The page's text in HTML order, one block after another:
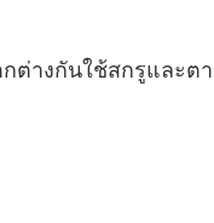
ต่างกันใช้สกรูและต